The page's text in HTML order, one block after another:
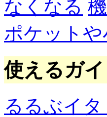
なくなる
ポケット
使えるガ
るるぶイタ